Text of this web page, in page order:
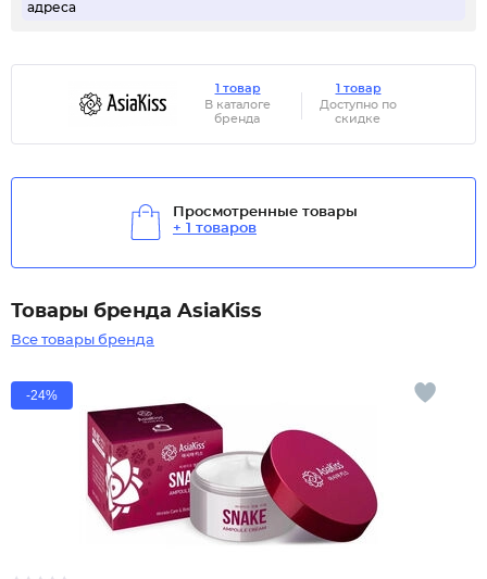
адреса
1 товар
В каталоге
бренда
1 товар
Доступно по
скидке
Просмотренные товары
+ 1 товаров
Товары бренда AsiaKiss
Все товары бренда
-24%